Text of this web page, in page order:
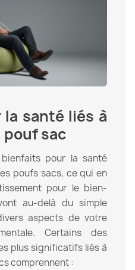
santé liés à
sac
pour la santé
poufs sacs, ce qui en
pour le bien-
au-delà du simple
aspects de votre
Certains des
plus significatifs liés à
comprennent :